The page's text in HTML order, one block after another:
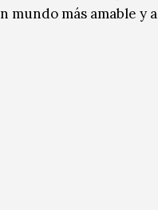
más amable y